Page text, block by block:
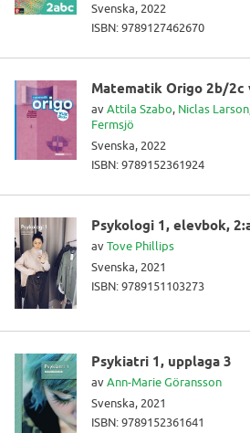
Svenska, 2022
ISBN: 9789127462670
Matematik Origo 2b/2c
avAttila Szabo, Niclas Larson
Fermsjö
Svenska, 2022
ISBN: 9789152361924
Psykologi 1, elevbok,
avTove Phillips
Svenska, 2021
ISBN: 9789151103273
Psykiatri 1, upplaga 3
avAnn-Marie Göransson
Svenska, 2021
ISBN: 9789152361641